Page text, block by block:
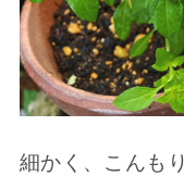
細かく、こんも